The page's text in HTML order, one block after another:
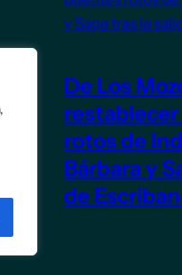
De Los
rotos de
Bárbara y
de